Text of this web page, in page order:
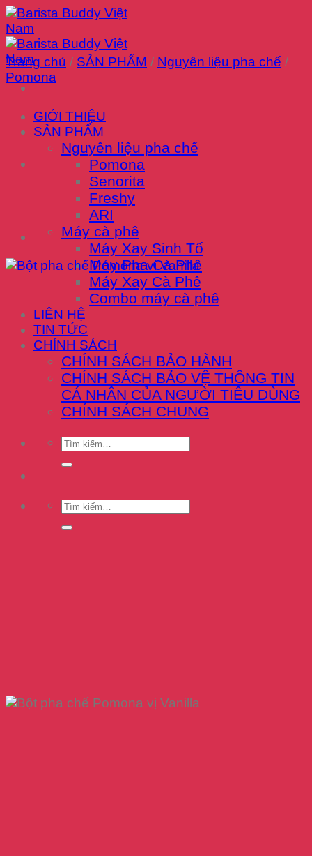
Chuyển
đến
nội
dung
GIỚI THIỆU
SẢN PHẨM
Nguyên liệu pha chế
Pomona
Senorita
Freshy
ARI
Máy cà phê
Máy Xay Sinh Tố
Máy Pha Cà Phê
Máy Xay Cà Phê
Combo máy cà phê
LIÊN HỆ
TIN TỨC
CHÍNH SÁCH
CHÍNH SÁCH BẢO HÀNH
CHÍNH SÁCH BẢO VỆ THÔNG TIN
CÁ NHÂN CỦA NGƯỜI TIÊU DÙNG
CHÍNH SÁCH CHUNG
Tìm
Tìm
Trang chủ / SẢN PHẨM / Nguyên liệu pha chế /
Pomona